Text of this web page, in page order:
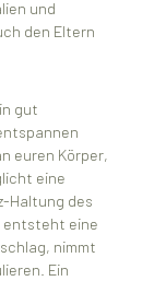
und
den Eltern
gut
euren Körper,
eine
Haltung des
entsteht eine
nimmt
Ein